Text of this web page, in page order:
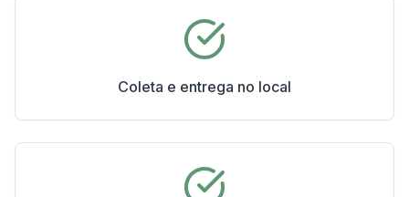
Coleta e entrega no local